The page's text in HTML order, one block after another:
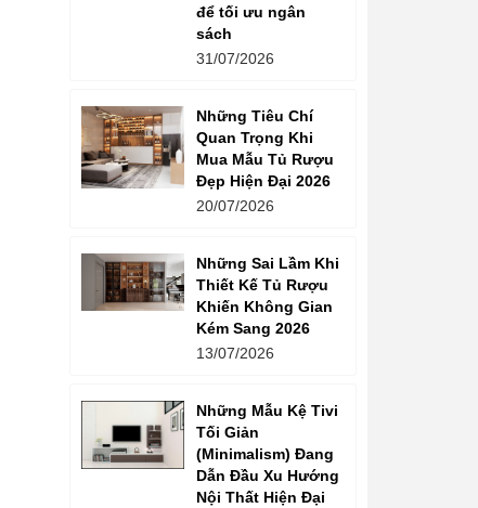
để tối ưu ngân
sách
31/07/2026
Những Tiêu Chí
Quan Trọng Khi
Mua Mẫu Tủ Rượu
Đẹp Hiện Đại 2026
20/07/2026
Những Sai Lầm Khi
Thiết Kế Tủ Rượu
Khiến Không Gian
Kém Sang 2026
13/07/2026
Những Mẫu Kệ Tivi
Tối Giản
(Minimalism) Đang
Dẫn Đầu Xu Hướng
Nội Thất Hiện Đại